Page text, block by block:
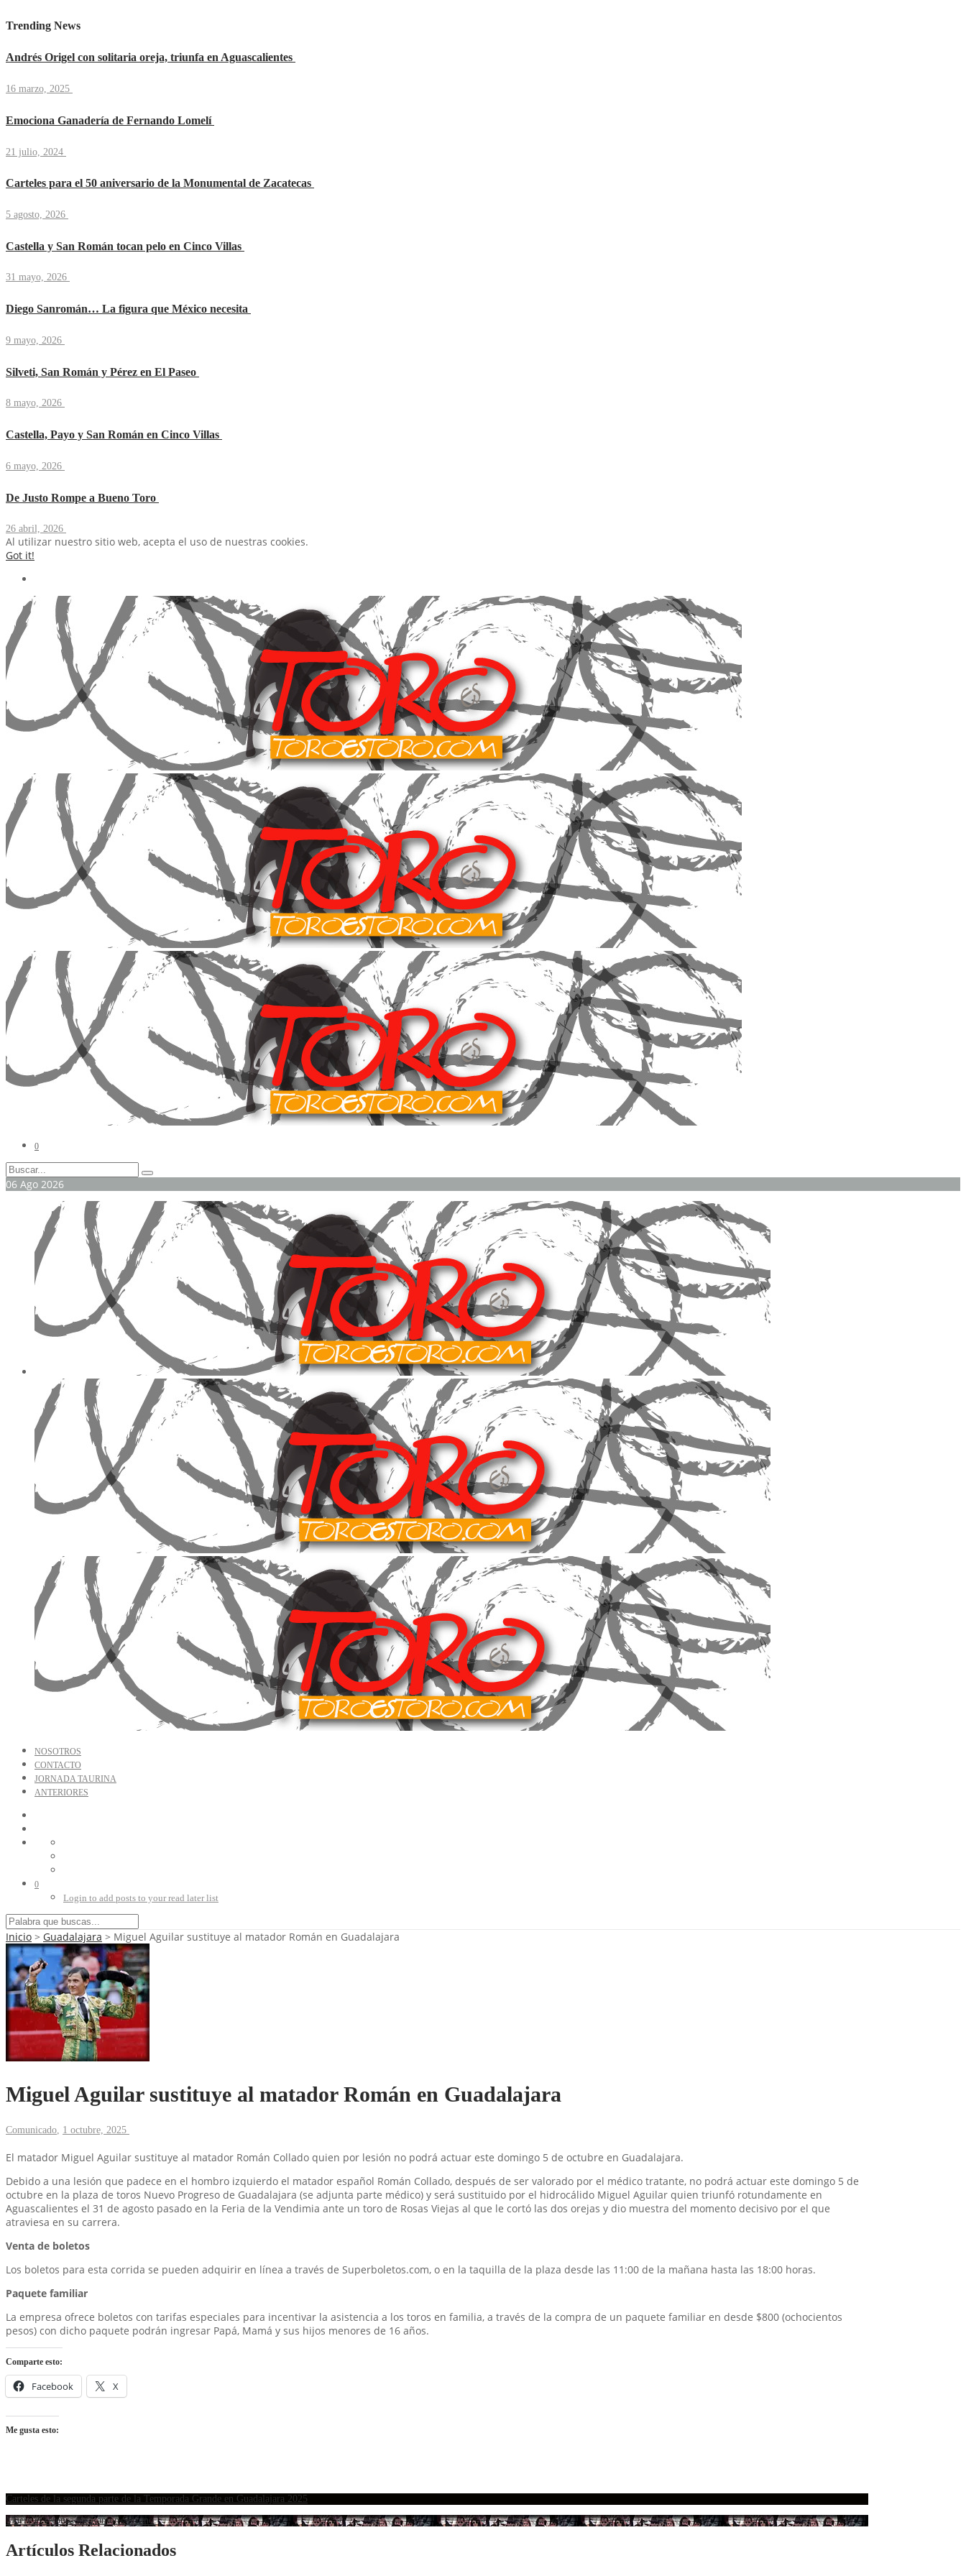
Trending News
Andrés Origel con solitaria oreja, triunfa en Aguascalientes
16 marzo, 2025
Emociona Ganadería de Fernando Lomelí
21 julio, 2024
Carteles para el 50 aniversario de la Monumental de Zacatecas
5 agosto, 2026
Castella y San Román tocan pelo en Cinco Villas
31 mayo, 2026
Diego Sanromán… La figura que México necesita
9 mayo, 2026
Silveti, San Román y Pérez en El Paseo
8 mayo, 2026
Castella, Payo y San Román en Cinco Villas
6 mayo, 2026
De Justo Rompe a Bueno Toro
26 abril, 2026
Al utilizar nuestro sitio web, acepta el uso de nuestras cookies.
Got it!
0
06 Ago 2026
NOSOTROS
CONTACTO
JORNADA TAURINA
ANTERIORES
0
Login to add posts to your read later list
Inicio > Guadalajara > Miguel Aguilar sustituye al matador Román en Guadalajara
Miguel Aguilar sustituye al matador Román en Guadalajara
Comunicado, 1 octubre, 2025
El matador Miguel Aguilar sustituye al matador Román Collado quien por lesión no podrá actuar este domingo 5 de octubre en Guadalajara.
Debido a una lesión que padece en el hombro izquierdo el matador español Román Collado, después de ser valorado por el médico tratante, no podrá actuar este domingo 5 de
octubre en la plaza de toros Nuevo Progreso de Guadalajara (se adjunta parte médico) y será sustituido por el hidrocálido Miguel Aguilar quien triunfó rotundamente en
Aguascalientes el 31 de agosto pasado en la Feria de la Vendimia ante un toro de Rosas Viejas al que le cortó las dos orejas y dio muestra del momento decisivo por el que
atraviesa en su carrera.
Venta de boletos
Los boletos para esta corrida se pueden adquirir en línea a través de Superboletos.com, o en la taquilla de la plaza desde las 11:00 de la mañana hasta las 18:00 horas.
Paquete familiar
La empresa ofrece boletos con tarifas especiales para incentivar la asistencia a los toros en familia, a través de la compra de un paquete familiar en desde $800 (ochocientos
pesos) con dicho paquete podrán ingresar Papá, Mamá y sus hijos menores de 16 años.
Comparte esto:
Facebook X
Me gusta esto:
Carteles de la segunda parte de la Temporada Grande en Guadalajara 2025
Muere el rejoneador Ramón Serrano.
Artículos Relacionados